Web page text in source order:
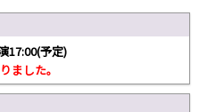
17:00(予定)
ました。